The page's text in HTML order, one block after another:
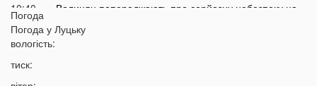
10:40
Волинян попереджають про серйозну небезпеку на
10:15
Погода
Погода у Луцьку
вологість:
тиск: